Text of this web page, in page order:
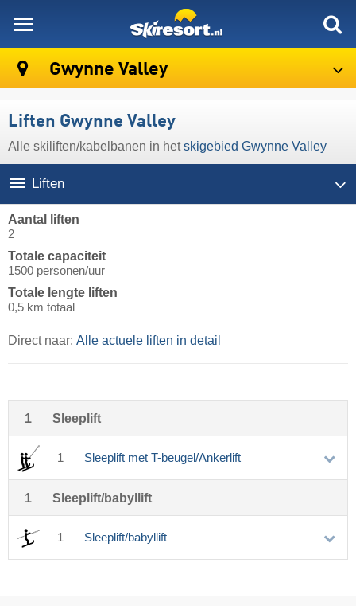
Gwynne Valley
Liften Gwynne Valley
Alle skiliften/kabelbanen in hetskigebied Gwynne Valley
Liften
Aantal liften
2
Totale capaciteit
1500 personen/uur
Totale lengte liften
0,5 km totaal
Direct naar: Alle actuele liften in detail
1 Sleeplift
1 Sleeplift met T-beugel/Ankerlift
1 Sleeplift/babyllift
1 Sleeplift/babyllift